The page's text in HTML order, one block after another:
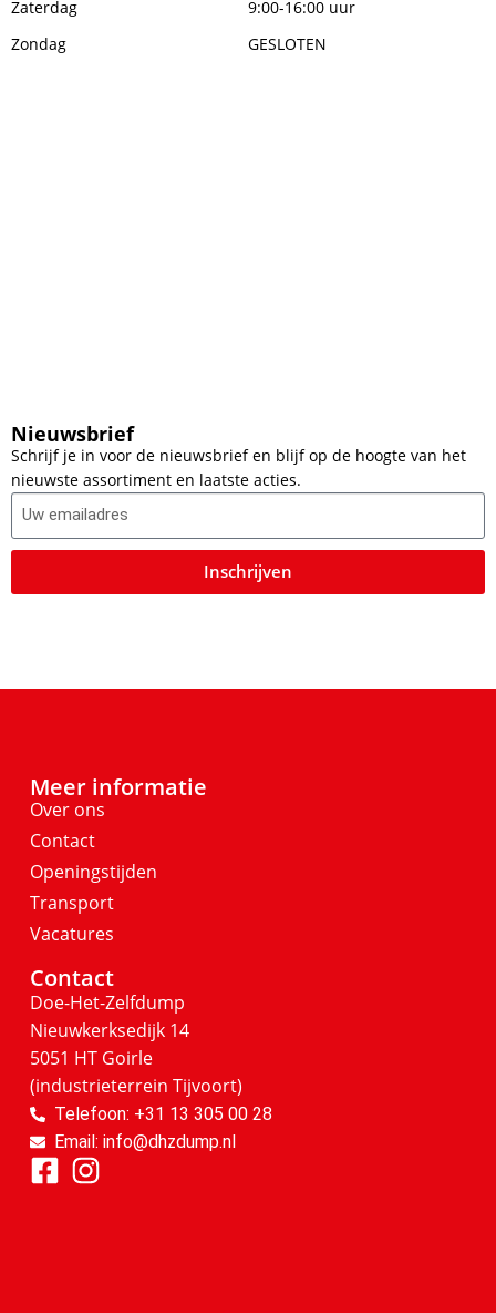
Zaterdag
9:00-16:00 uur
Zondag
GESLOTEN
Nieuwsbrief
Schrijf je in voor de nieuwsbrief en blijf op de hoogte van het
nieuwste assortiment en laatste acties.
Inschrijven
Meer informatie
Over ons
Contact
Openingstijden
Transport
Vacatures
Contact
Doe-Het-Zelfdump
Nieuwkerksedijk 14
5051 HT Goirle
(industrieterrein Tijvoort)
Telefoon: +31 13 305 00 28
Email: info@dhzdump.nl